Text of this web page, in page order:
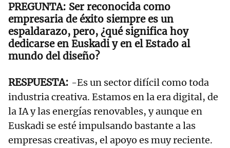
Ser reconocida como
empresaria de éxito siempre es un
espaldarazo, pero, ¿qué significa hoy
dedicarse en Euskadi y en el Estado al
mundo del diseño?
-Es un sector difícil como toda
industria creativa. Estamos en la era digital, de
la IA y las energías renovables, y aunque en
Euskadi se esté impulsando bastante a las
empresas creativas, el apoyo es muy reciente.